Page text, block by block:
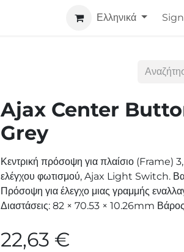
Ελληνικά
Ajax Center
Grey
Κεντρική πρόσοψη για πλαίσιο (Frame)
ελέγχου φωτισμού, Ajax Light Switch.
Πρόσοψη για έλεγχο μιας γραμμής
Διαστάσεις: 82 × 70.53 × 10.26mm
22,63 €